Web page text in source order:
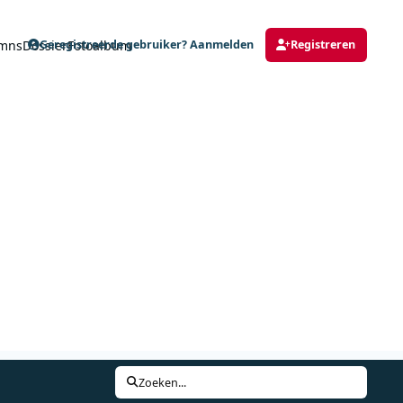
DossierFotoalbum
Geregistreerde gebruiker? Aanmelden Registreren
Zoeken...